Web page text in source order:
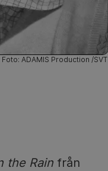
the Rainfrån
Foto: ADAMIS Production /SVT